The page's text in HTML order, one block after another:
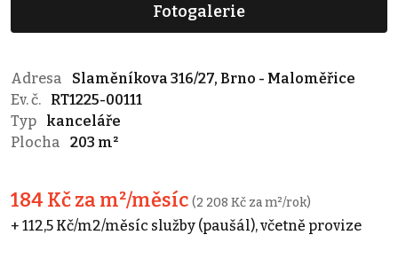
Fotogalerie
Adresa
Slaměníkova 316/27, Brno - Maloměřice
Ev. č.
RT1225-00111
Typ
kanceláře
Plocha
203 m²
184 Kč za m²/měsíc (2 208 Kč za m²/rok)
+ 112,5 Kč/m2/měsíc služby (paušál), včetně provize